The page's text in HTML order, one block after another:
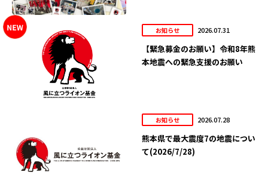
お知らせ 2026.07.31
【緊急募金のお願い】令和8年熊
本地震への緊急支援のお願い
お知らせ 2026.07.28
熊本県で最大震度7の地震につい
て(2026/7/28)